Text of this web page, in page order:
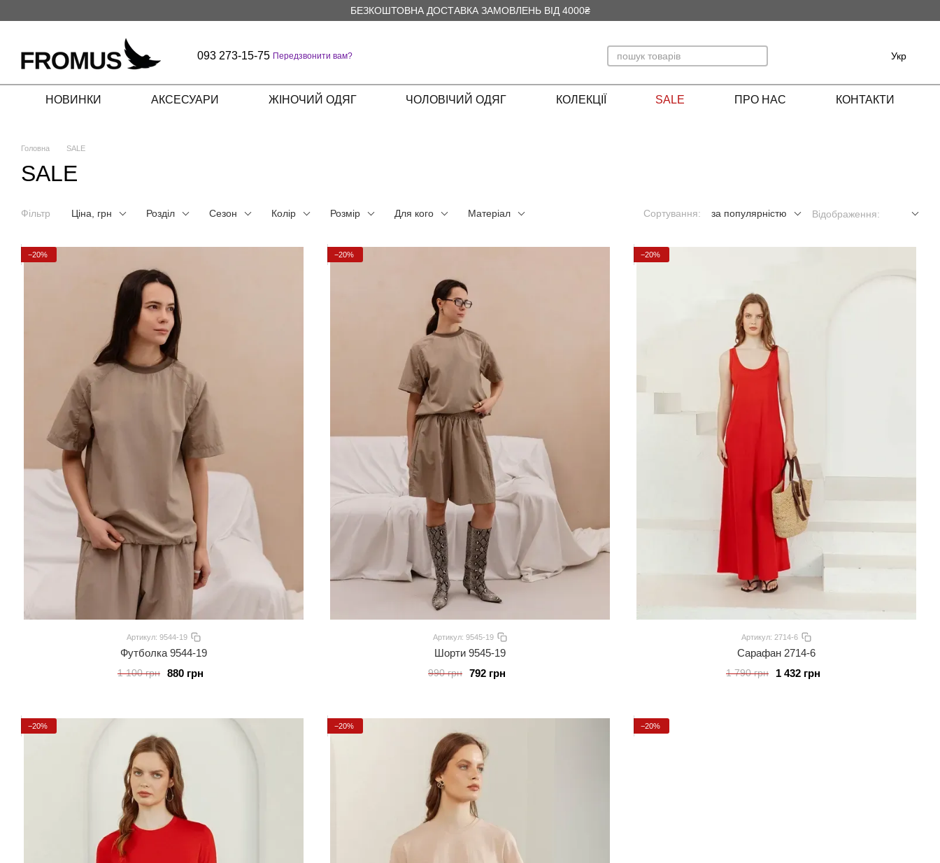
БЕЗКОШТОВНА ДОСТАВКА ЗАМОВЛЕНЬ ВІД 4000₴
093 273-15-75 Передзвонити вам? Укр
НОВИНКИ АКСЕСУАРИ ЖІНОЧИЙ ОДЯГ ЧОЛОВІЧИЙ ОДЯГ КОЛЕКЦІЇ SALE ПРО НАС КОНТАКТИ
Головна SALE
SALE
Фільтр Ціна, грн Розділ Сезон Колір Розмір Для кого Матеріал Сортування: за популярністю Відображення:
−20%
Артикул: 9544-19
Футболка 9544-19
1 100 грн 880 грн
−20%
Артикул: 9545-19
Шорти 9545-19
990 грн 792 грн
−20%
Артикул: 2714-6
Сарафан 2714-6
1 790 грн 1 432 грн
−20% −20% −20%